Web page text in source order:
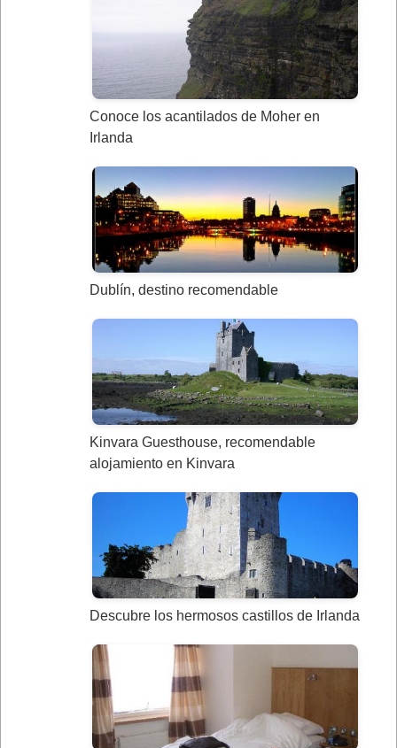
Conoce los acantilados de Moher en
Irlanda
Dublín, destino recomendable
Kinvara Guesthouse, recomendable
alojamiento en Kinvara
Descubre los hermosos castillos de Irlanda